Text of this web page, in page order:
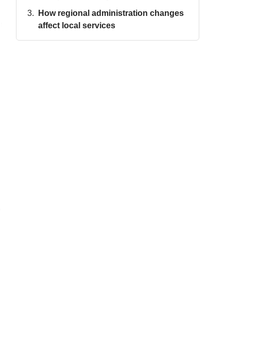
How regional administration changes
affect local services